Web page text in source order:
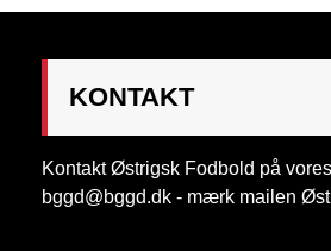
KONTAKT
Kontakt Østrigsk Fodbold på
bggd@bggd.dk - mærk mailen